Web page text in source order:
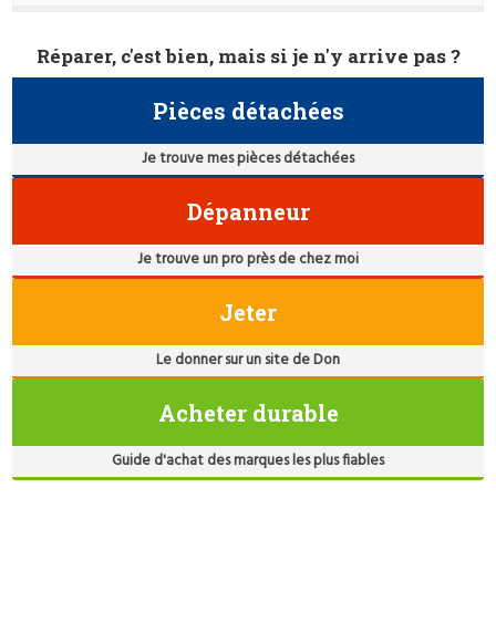
Réparer, c'est bien, mais si je n'y arrive pas ?
Pièces détachées
Je trouve mes pièces détachées
Dépanneur
Je trouve un pro près de chez moi
Jeter
Le donner sur un site de Don
Acheter durable
Guide d'achat des marques les plus fiables